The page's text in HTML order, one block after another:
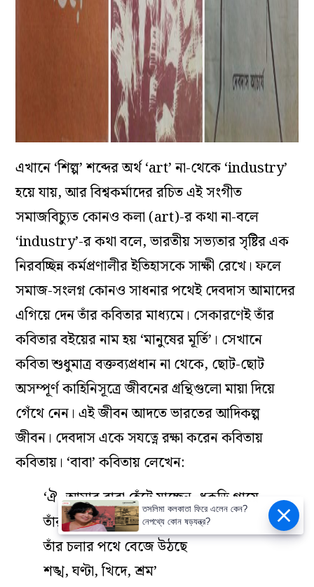
এখানে ‘শিল্প’ শব্দের অর্থ ‘art’ না-থেকে ‘industry’
হয়ে যায়, আর বিশ্বকর্মাদের রচিত এই সংগীত
সমাজবিচ্যুত কোনও কলা (art)-র কথা না-বলে
‘industry’-র কথা বলে, ভারতীয় সভ্যতার সৃষ্টির এক
নিরবচ্ছিন্ন কর্মপ্রণালীর ইতিহাসকে সাক্ষী রেখে। ফলে
সমাজ-সংলগ্ন কোনও সাধনার পথেই দেবদাস আমাদের
এগিয়ে দেন তাঁর কবিতার মাধ্যমে। সেকারণেই তাঁর
কবিতার বইয়ের নাম হয় ‘মানুষের মূর্তি’। সেখানে
কবিতা শুধুমাত্র বক্তব্যপ্রধান না থেকে, ছোট-ছোট
অসম্পূর্ণ কাহিনিসূত্রে জীবনের গ্রন্থিগুলো মায়া দিয়ে
গেঁথে নেন। এই জীবন আদতে ভারতের আদিকল্প
জীবন। দেবদাস একে সযত্নে রক্ষা করেন কবিতায়
কবিতায়। ‘বাবা’ কবিতায় লেখেন:
‘ঐ, আমার বাবা হেঁটে যাচ্ছেন, ধুকড়ি গায়ে
তাঁর হাঁটু অবধি ধুলো
তাঁর চলার পথে বেজে উঠছে
শঙ্খ, ঘণ্টা, খিদে, শ্রম’
তসলিমা কলকাতা ফিরে এলেন কেন?
নেপথ্যে কোন ষড়যন্ত্র?